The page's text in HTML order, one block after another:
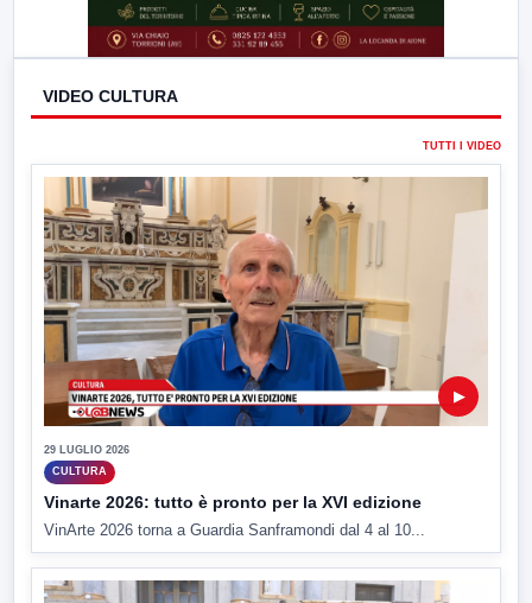
VIDEO CULTURA
TUTTI I VIDEO
▶
29 LUGLIO 2026
CULTURA
Vinarte 2026: tutto è pronto per la XVI edizione
VinArte 2026 torna a Guardia Sanframondi dal 4 al 10...